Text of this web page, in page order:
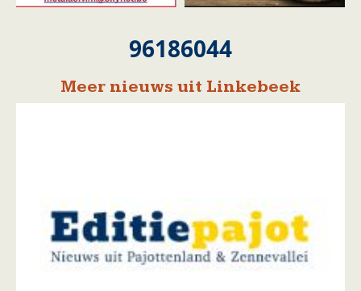
96186044
Meer nieuws uit Linkebeek